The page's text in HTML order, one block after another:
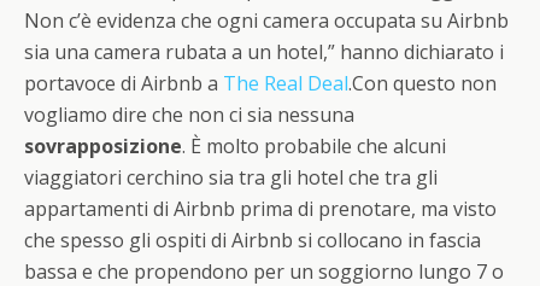
Non c’è evidenza che ogni camera occupata su Airbnb
sia una camera rubata a un hotel,” hanno dichiarato i
portavoce di Airbnb a The Real Deal.Con questo non
vogliamo dire che non ci sia nessuna
sovrapposizione. È molto probabile che alcuni
viaggiatori cerchino sia tra gli hotel che tra gli
appartamenti di Airbnb prima di prenotare, ma visto
che spesso gli ospiti di Airbnb si collocano in fascia
bassa e che propendono per un soggiorno lungo 7 o